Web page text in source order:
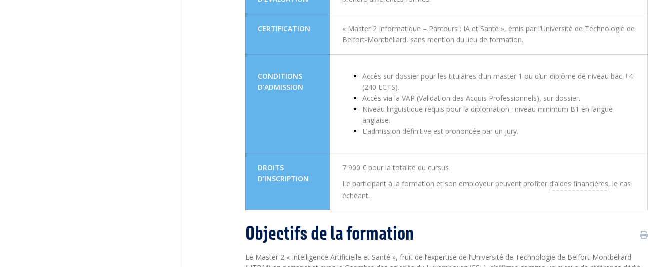
CERTIFICATION
« Master 2 Informatique – Parcours : IA et Santé », émis par l’Université de Technologie de
Belfort-Montbéliard, sans mention du lieu de formation.
CONDITIONS
D’ADMISSION
Accès sur dossier pour les titulaires d’un master 1 ou d’un diplôme de niveau bac +4
(240 ECTS).
Accès via la VAP (Validation des Acquis Professionnels), sur dossier.
Niveau linguistique requis pour la diplomation : niveau minimum B1 en langue
anglaise.
L’admission définitive est prononcée par un jury.
DROITS
D’INSCRIPTION
7 900 € pour la totalité du cursus
Le participant à la formation et son employeur peuvent profiter d’aides financières, le cas
échéant.
Objectifs de la formation
Le Master 2 « Intelligence Artificielle et Santé », fruit de l’expertise de l’Université de Technologie de Belfort-Montbéliard